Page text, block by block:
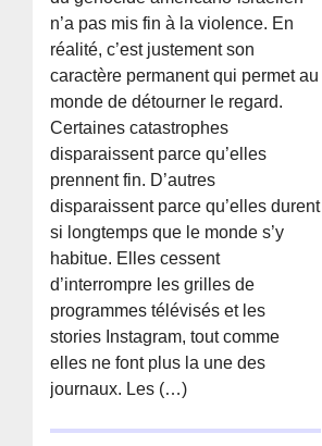
n’a pas mis fin à la violence. En
réalité, c’est justement son
caractère permanent qui permet au
monde de détourner le regard.
Certaines catastrophes
disparaissent parce qu’elles
prennent fin. D’autres
disparaissent parce qu’elles durent
si longtemps que le monde s’y
habitue. Elles cessent
d’interrompre les grilles de
programmes télévisés et les
stories Instagram, tout comme
elles ne font plus la une des
journaux. Les (…)